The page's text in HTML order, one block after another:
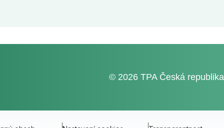
© 2026 TPA Česká republika